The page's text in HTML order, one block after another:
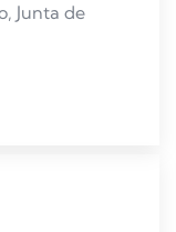
Junta de